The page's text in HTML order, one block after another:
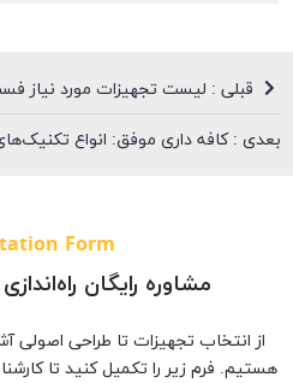
Form
مشاوره رایگان
از انتخاب تجهیزات تا طراحی اصولی
هستیم. فرم زیر را تکمیل کنید تا